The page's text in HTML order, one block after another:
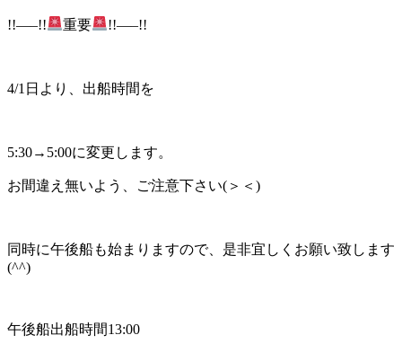
!!—–!! 重要 !!—–!!
4/1日より、出船時間を
5:30→5:00に変更します。
お間違え無いよう、ご注意下さい(＞＜)
同時に午後船も始まりますので、是非宜しくお願い致します
(^^)
午後船出船時間13:00